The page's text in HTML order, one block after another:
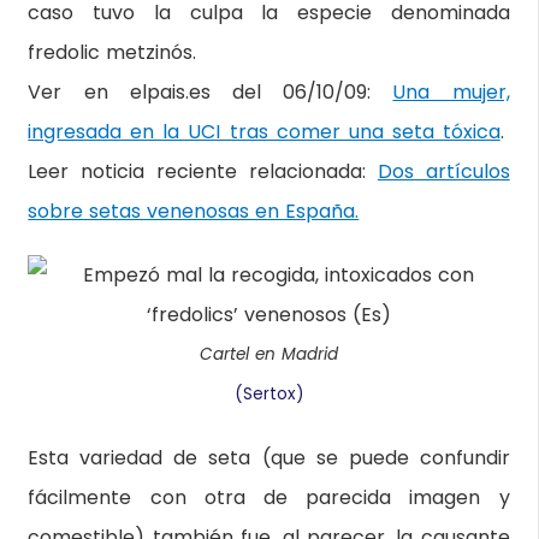
caso tuvo la culpa la especie denominada
fredolic metzinós.
Ver en elpais.es del 06/10/09: Una mujer,
ingresada en la UCI tras comer una seta tóxica.
Leer noticia reciente relacionada: Dos artículos
sobre setas venenosas en España.
Cartel en Madrid
(Sertox)
Esta variedad de seta (que se puede confundir
fácilmente con otra de parecida imagen y